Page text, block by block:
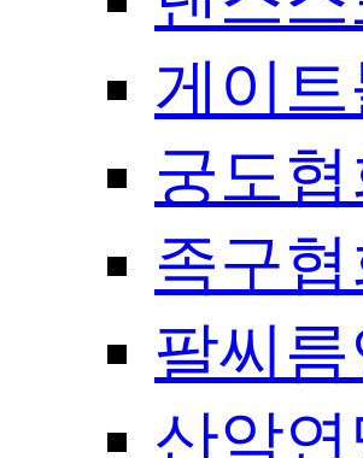
게이
궁도협
족구협
팔씨름
산악연